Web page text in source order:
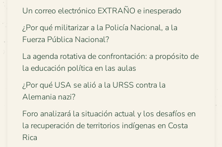
Un correo electrónico EXTRAÑO e inesperado
¿Por qué militarizar a la Policía Nacional, a la
Fuerza Pública Nacional?
La agenda rotativa de confrontación: a propósito de
la educación política en las aulas
¿Por qué USA se alió a la URSS contra la
Alemania nazi?
Foro analizará la situación actual y los desafíos en
la recuperación de territorios indígenas en Costa
Rica